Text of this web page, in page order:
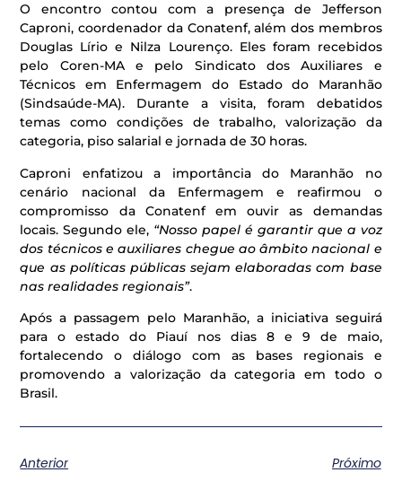
O encontro contou com a presença de Jefferson
Caproni, coordenador da Conatenf, além dos membros
Douglas Lírio e Nilza Lourenço. Eles foram recebidos
pelo Coren-MA e pelo Sindicato dos Auxiliares e
Técnicos em Enfermagem do Estado do Maranhão
(Sindsaúde-MA). Durante a visita, foram debatidos
temas como condições de trabalho, valorização da
categoria, piso salarial e jornada de 30 horas.
Caproni enfatizou a importância do Maranhão no
cenário nacional da Enfermagem e reafirmou o
compromisso da Conatenf em ouvir as demandas
locais. Segundo ele, “Nosso papel é garantir que a voz
dos técnicos e auxiliares chegue ao âmbito nacional e
que as políticas públicas sejam elaboradas com base
nas realidades regionais”.
Após a passagem pelo Maranhão, a iniciativa seguirá
para o estado do Piauí nos dias 8 e 9 de maio,
fortalecendo o diálogo com as bases regionais e
promovendo a valorização da categoria em todo o
Brasil.
Anterior Próximo